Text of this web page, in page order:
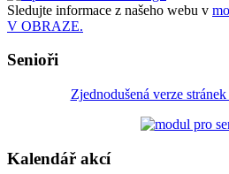
Sledujte informace z našeho webu v
V OBRAZE.
Senioři
Zjednodušená verze
Kalendář akcí